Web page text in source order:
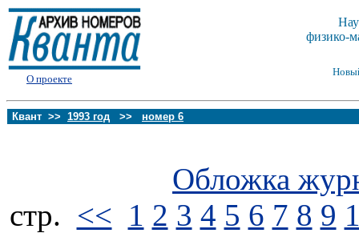
О проекте
физико-
Квант >> 1993 год >> номер 6
Обложка
стp. << 1 2 3 4 5 6 7 8 9